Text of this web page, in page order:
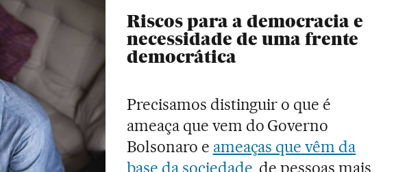
Riscos para a democracia e
necessidade de uma frente
democrática
Precisamos distinguir o que é
ameaça que vem do Governo
Bolsonaro e ameaças que vêm da
base da sociedade, de pessoas mais